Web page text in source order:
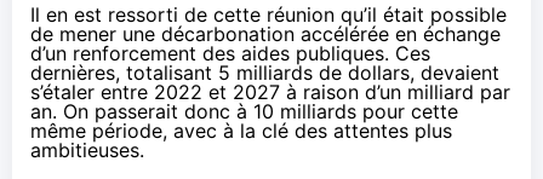
Il en est ressorti de cette réunion qu’il était possible
de mener une décarbonation accélérée en échange
d’un renforcement des aides publiques. Ces
dernières, totalisant 5 milliards de dollars, devaient
s’étaler entre 2022 et 2027 à raison d’un milliard par
an. On passerait donc à 10 milliards pour cette
même période, avec à la clé des attentes plus
ambitieuses.